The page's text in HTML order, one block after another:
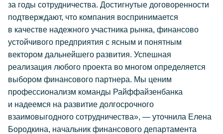
за годы сотрудничества. Достигнутые договоренности
подтверждают, что компания воспринимается
в качестве надежного участника рынка, финансово
устойчивого предприятия с ясным и понятным
вектором дальнейшего развития. Успешная
реализация любого проекта во многом определяется
выбором финансового партнера. Мы ценим
профессионализм команды Райффайзенбанка
и надеемся на развитие долгосрочного
взаимовыгодного сотрудничества», — уточнила Елена
Бородкина, начальник финансового департамента